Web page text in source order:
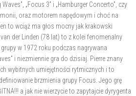
„Focus 3” i „Hamburger Concerto”, czy
oraz motorem napędowym i choć na
to wciąż ma głos mocny jak krakowski
der Linden (78 lat) to z kolei fenomenalny
w 1972 roku podczas nagrywana
i niezmiennie gra do dzisiaj. Pierre znany
wybitnych umiejętności rytmicznych i to
brzmienia grupy Focus. Jego grę
a jak nie wierzycie to zapytajcie dyrygenta